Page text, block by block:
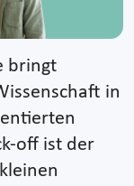
bringt
in
off ist der